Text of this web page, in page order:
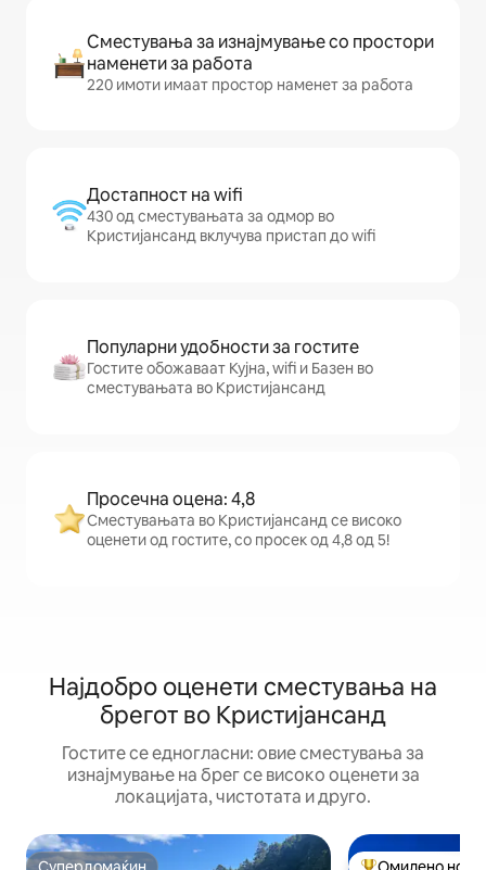
Сместувања за изнајмување со простори
наменети за работа
220 имоти имаат простор наменет за работа
Достапност на wifi
430 од сместувањата за одмор во
Кристијансанд вклучува пристап до wifi
Популарни удобности за гостите
Гостите обожаваат Кујна, wifi и Базен во
сместувањата во Кристијансанд
Просечна оцена: 4,8
Сместувањата во Кристијансанд се високо
оценети од гостите, со просек од 4,8 од 5!
Најдобро оценети сместувања на
брегот во Кристијансанд
Гостите се едногласни: овие сместувања за
изнајмување на брег се високо оценети за
локацијата, чистотата и друго.